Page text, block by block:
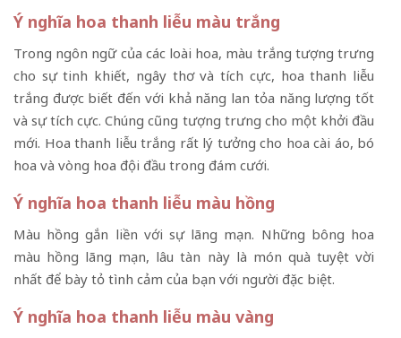
Ý nghĩa hoa thanh liễu màu trắng
Trong ngôn ngữ của các loài hoa, màu trắng tượng trưng
cho sự tinh khiết, ngây thơ và tích cực, hoa thanh liễu
trắng được biết đến với khả năng lan tỏa năng lượng tốt
và sự tích cực. Chúng cũng tượng trưng cho một khởi đầu
mới. Hoa thanh liễu trắng rất lý tưởng cho hoa cài áo, bó
hoa và vòng hoa đội đầu trong đám cưới.
Ý nghĩa hoa thanh liễu màu hồng
Màu hồng gắn liền với sự lãng mạn. Những bông hoa
màu hồng lãng mạn, lâu tàn này là món quà tuyệt vời
nhất để bày tỏ tình cảm của bạn với người đặc biệt.
Ý nghĩa hoa thanh liễu màu vàng